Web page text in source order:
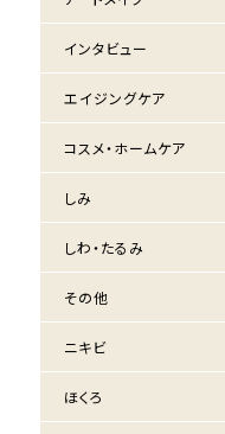
インタビュー
エイジングケア
コスメ・ホームケア
しみ
しわ・たるみ
その他
ニキビ
ほくろ